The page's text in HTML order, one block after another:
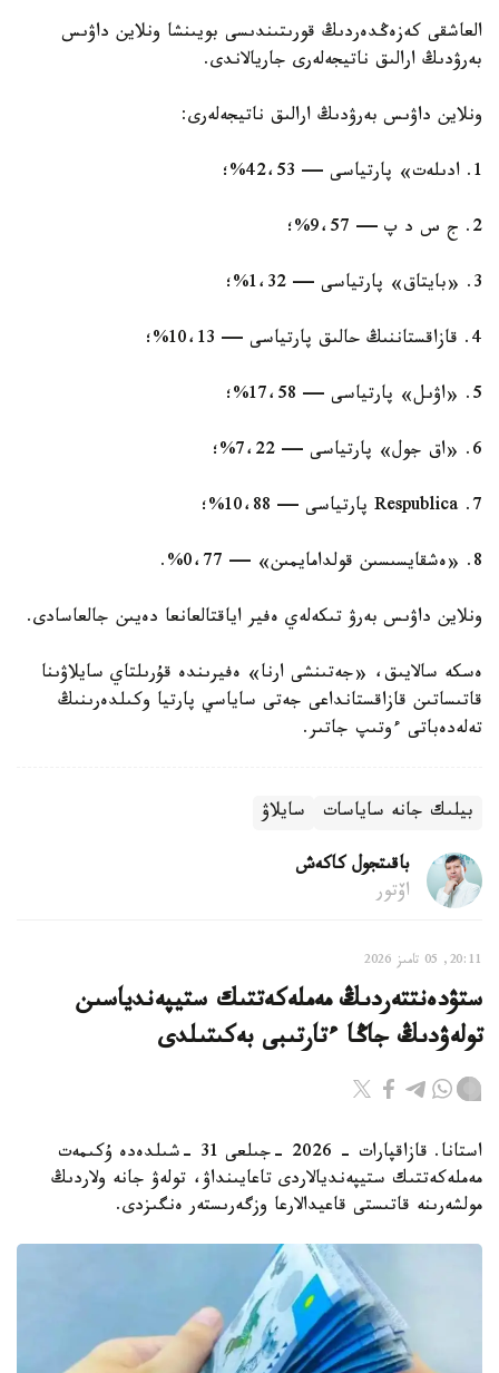
العاشقى كەزەڭدەردىڭ قورىتىندىسى بويىنشا ونلاين داۋىس
بەرۋدىڭ ارالىق ناتيجەلەرى جاريالاندى.
ونلاين داۋىس بەرۋدىڭ ارالىق ناتيجەلەرى:
1. ادىلەت» پارتياسى — 42،53%؛
2. ج س د پ — 9،57%؛
3. «بايتاق» پارتياسى — 1،32%؛
4. قازاقستاننىڭ حالىق پارتياسى — 10،13%؛
5. «اۋىل» پارتياسى — 17،58%؛
6. «اق جول» پارتياسى — 7،22%؛
7. Respublica پارتياسى — 10،88%؛
8. «ەشقايسىسىن قولدامايمىن» — 0،77%.
ونلاين داۋىس بەرۋ تىكەلەي ەفير اياقتالعانعا دەيىن جالعاسادى.
ەسكە سالايىق، «جەتىنشى ارنا» ەفيرىندە قۇرىلتاي سايلاۋىنا
قاتىساتىن قازاقستانداعى جەتى ساياسي پارتيا وكىلدەرىنىڭ
تەلەدەباتى ءوتىپ جاتىر.
بيلىك جانە ساياسات سايلاۋ
باقىتجول كاكەش
اۆتور
20:11, 05 تامىز 2026
ستۋدەنتتەردىڭ مەملەكەتتىك ستيپەندياسىن
تولەۋدىڭ جاڭا ءتارتىبى بەكىتىلدى
استانا. قازاقپارات - 2026 -جىلعى 31 -شىلدەدە ۇكىمەت
مەملەكەتتىك ستيپەنديالاردى تاعايىنداۋ، تولەۋ جانە ولاردىڭ
مولشەرىنە قاتىستى قاعيدالارعا وزگەرىستەر ەنگىزدى.